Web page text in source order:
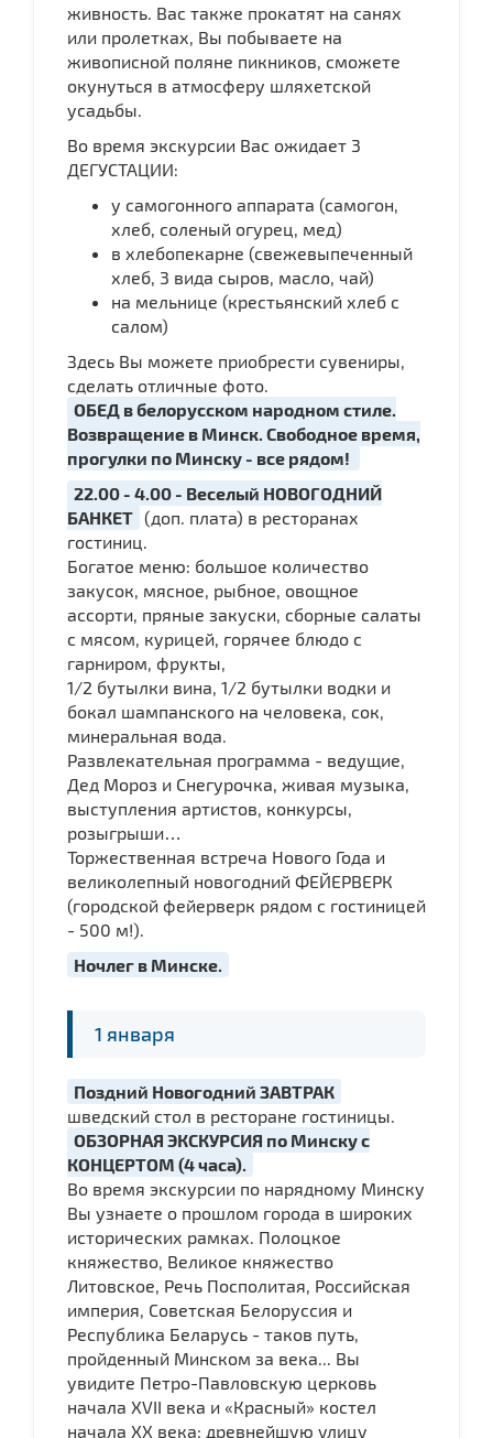
живность. Вас также прокатят на санях
или пролетках, Вы побываете на
живописной поляне пикников, сможете
окунуться в атмосферу шляхетской
усадьбы.
Во время экскурсии Вас ожидает 3
ДЕГУСТАЦИИ:
у самогонного аппарата (самогон,
хлеб, соленый огурец, мед)
в хлебопекарне (свежевыпеченный
хлеб, 3 вида сыров, масло, чай)
на мельнице (крестьянский хлеб с
салом)
Здесь Вы можете приобрести сувениры,
сделать отличные фото.
ОБЕД в белорусском народном стиле.
Возвращение в Минск. Свободное время,
прогулки по Минску - все рядом!
22.00 - 4.00 - Веселый НОВОГОДНИЙ
БАНКЕТ (доп. плата) в ресторанах
гостиниц.
Богатое меню: большое количество
закусок, мясное, рыбное, овощное
ассорти, пряные закуски, сборные салаты
с мясом, курицей, горячее блюдо с
гарниром, фрукты,
1/2 бутылки вина, 1/2 бутылки водки и
бокал шампанского на человека, сок,
минеральная вода.
Развлекательная программа - ведущие,
Дед Мороз и Снегурочка, живая музыка,
выступления артистов, конкурсы,
розыгрыши…
Торжественная встреча Нового Года и
великолепный новогодний ФЕЙЕРВЕРК
(городской фейерверк рядом с гостиницей
- 500 м!).
Ночлег в Минске.
1 января
Поздний Новогодний ЗАВТРАК
шведский стол в ресторане гостиницы.
ОБЗОРНАЯ ЭКСКУРСИЯ по Минску с
КОНЦЕРТОМ (4 часа).
Во время экскурсии по нарядному Минску
Вы узнаете о прошлом города в широких
исторических рамках. Полоцкое
княжество, Великое княжество
Литовское, Речь Посполитая, Российская
империя, Советская Белоруссия и
Республика Беларусь - таков путь,
пройденный Минском за века... Вы
увидите Петро-Павловскую церковь
начала ХVII века и «Красный» костел
начала ХХ века; древнейшую улицу